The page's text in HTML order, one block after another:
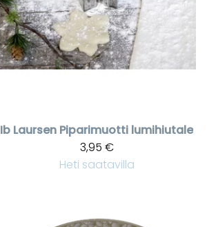
Ib Laursen Piparimuotti lumihiutale
3,95 €
Heti saatavilla